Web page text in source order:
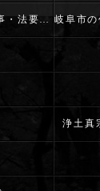
岐阜市の仏事（葬儀・法事・法要）･浄土真宗本願寺派 志賀山 妙徳寺の評判
浄土真